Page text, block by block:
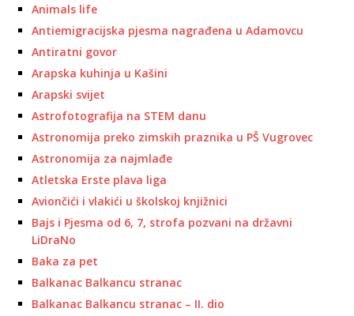
Animals life
Antiemigracijska pjesma nagrađena u Adamovcu
Antiratni govor
Arapska kuhinja u Kašini
Arapski svijet
Astrofotografija na STEM danu
Astronomija preko zimskih praznika u PŠ Vugrovec
Astronomija za najmlađe
Atletska Erste plava liga
Aviončići i vlakići u školskoj knjižnici
Bajs i Pjesma od 6, 7, strofa pozvani na državni
LiDraNo
Baka za pet
Balkanac Balkancu stranac
Balkanac Balkancu stranac – II. dio